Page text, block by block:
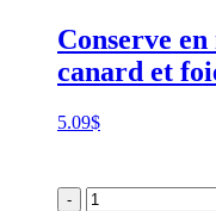
Conserve
canard et
5.09$
-